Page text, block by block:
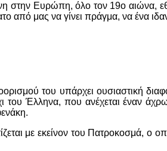
στην Ευρώπη, όλο τον 19ο αιώνα,
από μας να γίνει πράγμα, να
του υπάρχει ουσιαστική
του Έλληνα, που ανέχεται έναν
με εκείνον του Πατροκοσμά, ο